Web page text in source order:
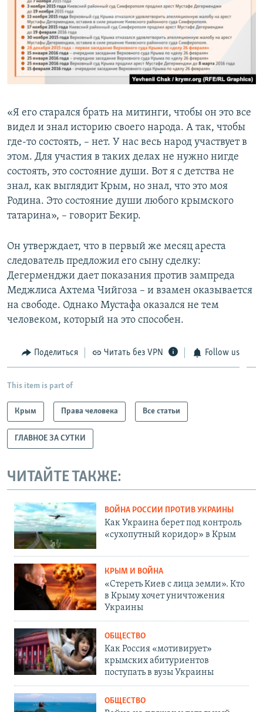
«Я его старался брать на митинги, чтобы он это все
видел и знал историю своего народа. А так, чтобы
где-то состоять, – нет. У нас весь народ участвует в
этом. Для участия в таких делах не нужно нигде
состоять, это состояние души. Вот я с детства не
знал, как выглядит Крым, но знал, что это моя
Родина. Это состояние души любого крымского
татарина», – говорит Бекир.
Он утверждает, что в первый же месяц ареста
следователь предложил его сыну сделку:
Дегерменджи дает показания против зампреда
Меджлиса Ахтема Чийгоза – и взамен оказывается
на свободе. Однако Мустафа оказался не тем
человеком, который на это способен.
Поделиться Читать без VPN Follow us
This item is part of
Крым Права человека Все статьи
ГЛАВНОЕ ЗА СУТКИ
ЧИТАЙТЕ ТАКЖЕ:
ВОЙНА РОССИИ ПРОТИВ УКРАИНЫ
Как Украина берет под контроль
«сухопутный коридор» в Крым
КРЫМ И ВОЙНА
«Стереть Киев с лица земли». Кто
в Крыму хочет уничтожения
Украины
ОБЩЕСТВО
Как Россия «мотивирует»
крымских абитуриентов
поступать в вузы Украины
ОБЩЕСТВО